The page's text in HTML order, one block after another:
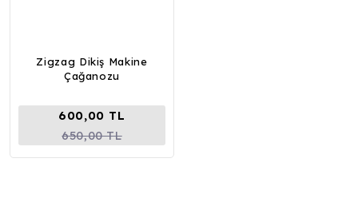
Zigzag Dikiş Makine
Çağanozu
600,00 TL
650,00 TL